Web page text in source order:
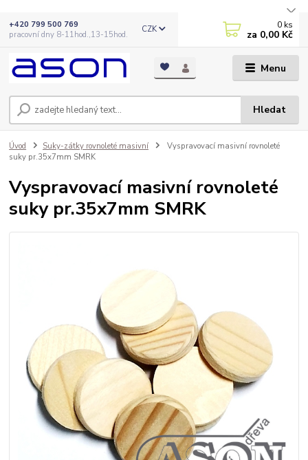
Menu
CZK
Hledat
+420 799 500 769
pracovní dny 8-11hod.,13-15hod.
0 ks
za 0,00 Kč
Úvod Suky-zátky rovnoleté masivní
Vyspravovací masivní rovnoleté
suky pr.35x7mm SMRK
Vyspravovací masivní rovnoleté
suky pr.35x7mm SMRK